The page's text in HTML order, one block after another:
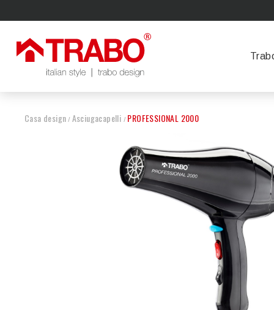
Casa design / Asciugacapelli / PROFESSIONAL 2000